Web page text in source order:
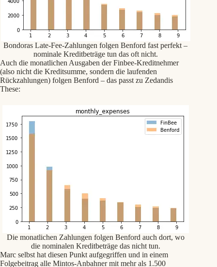
Bondoras Late-Fee-Zahlungen folgen Benford fast perfekt –
nominale Kreditbeträge tun das oft nicht.
Auch die monatlichen Ausgaben der Finbee-Kreditnehmer
(also nicht die Kreditsumme, sondern die laufenden
Rückzahlungen) folgen Benford – das passt zu Zedandis
These:
Die monatlichen Zahlungen folgen Benford auch dort, wo
die nominalen Kreditbeträge das nicht tun.
Marc selbst hat diesen Punkt aufgegriffen und in einem
Folgebeitrag alle Mintos-Anbahner mit mehr als 1.500